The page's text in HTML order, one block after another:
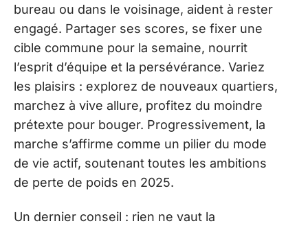
bureau ou dans le voisinage, aident à rester
engagé. Partager ses scores, se fixer une
cible commune pour la semaine, nourrit
l’esprit d’équipe et la persévérance. Variez
les plaisirs : explorez de nouveaux quartiers,
marchez à vive allure, profitez du moindre
prétexte pour bouger. Progressivement, la
marche s’affirme comme un pilier du mode
de vie actif, soutenant toutes les ambitions
de perte de poids en 2025.
Un dernier conseil : rien ne vaut la